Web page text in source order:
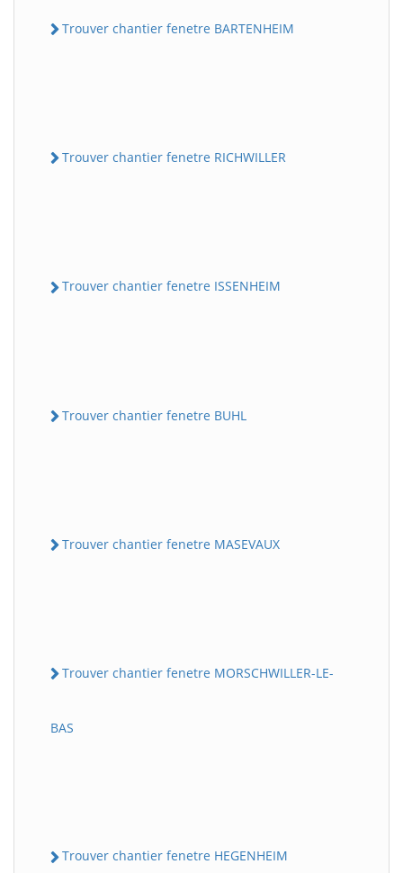
Trouver chantier fenetre BARTENHEIM
Trouver chantier fenetre RICHWILLER
Trouver chantier fenetre ISSENHEIM
Trouver chantier fenetre BUHL
Trouver chantier fenetre MASEVAUX
Trouver chantier fenetre MORSCHWILLER-LE-
BAS
Trouver chantier fenetre HEGENHEIM